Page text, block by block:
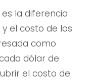
la diferencia
el costo de los
como
dólar de
el costo de